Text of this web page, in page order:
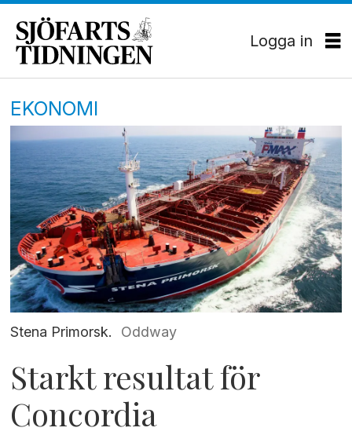
Logga in
EKONOMI
Stena Primorsk. Oddway
Starkt resultat för
Concordia